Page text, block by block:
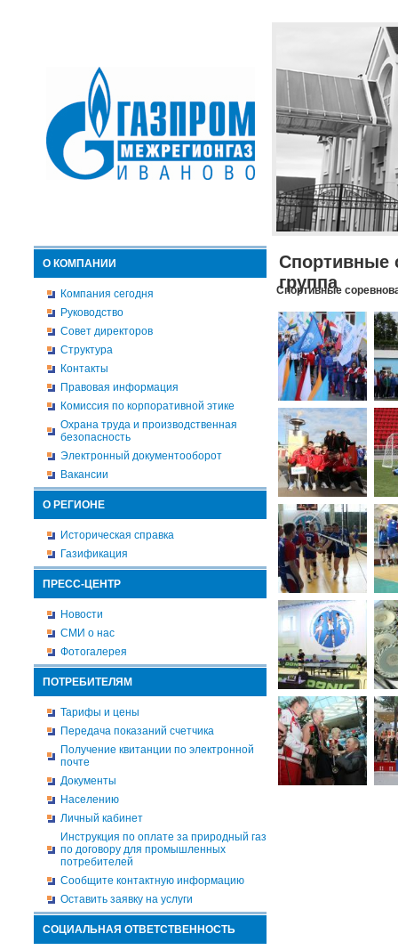
О КОМПАНИИ
Компания сегодня
Руководство
Совет директоров
Структура
Контакты
Правовая информация
Комиссия по корпоративной этике
Охрана труда и производственная
безопасность
Электронный документооборот
Вакансии
О РЕГИОНЕ
Историческая справка
Газификация
ПРЕСС-ЦЕНТР
Новости
СМИ о нас
Фотогалерея
ПОТРЕБИТЕЛЯМ
Тарифы и цены
Передача показаний счетчика
Получение квитанции по электронной
почте
Документы
Населению
Личный кабинет
Инструкция по оплате за природный газ
по договору для промышленных
потребителей
Сообщите контактную информацию
Оставить заявку на услуги
СОЦИАЛЬНАЯ ОТВЕТСТВЕННОСТЬ
Спортивные
группа
Спортивные